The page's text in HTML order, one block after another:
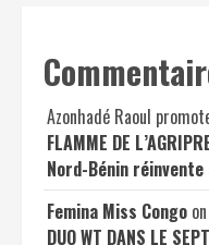
Azonhadé Raoul
FLAMME DE
Nord-Bénin réinvente
Femina Miss Congo on
DUO WT DANS LE